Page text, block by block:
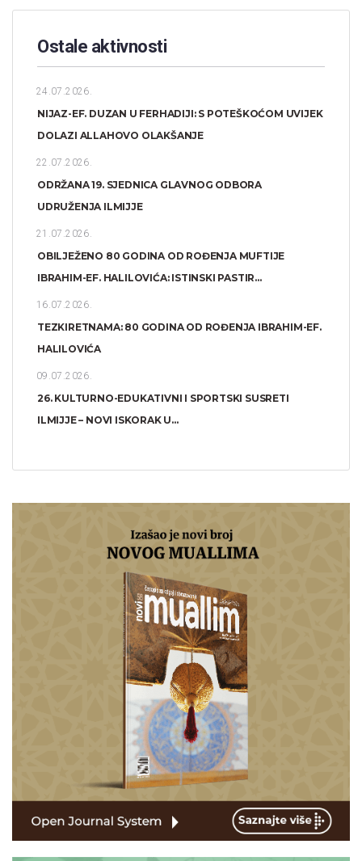
Ostale aktivnosti
24.07.2026.
NIJAZ-EF. DUZAN U FERHADIJI: S POTEŠKOĆOM UVIJEK
DOLAZI ALLAHOVO OLAKŠANJE
22.07.2026.
ODRŽANA 19. SJEDNICA GLAVNOG ODBORA
UDRUŽENJA ILMIJJE
21.07.2026.
OBILJEŽENO 80 GODINA OD ROĐENJA MUFTIJE
IBRAHIM-EF. HALILOVIĆA: ISTINSKI PASTIR...
16.07.2026.
TEZKIRETNAMA: 80 GODINA OD ROĐENJA IBRAHIM-EF.
HALILOVIĆA
09.07.2026.
26. KULTURNO-EDUKATIVNI I SPORTSKI SUSRETI
ILMIJJE – NOVI ISKORAK U...